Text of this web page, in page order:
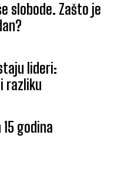
slobode. Zašto je
lideri:
razliku
godina